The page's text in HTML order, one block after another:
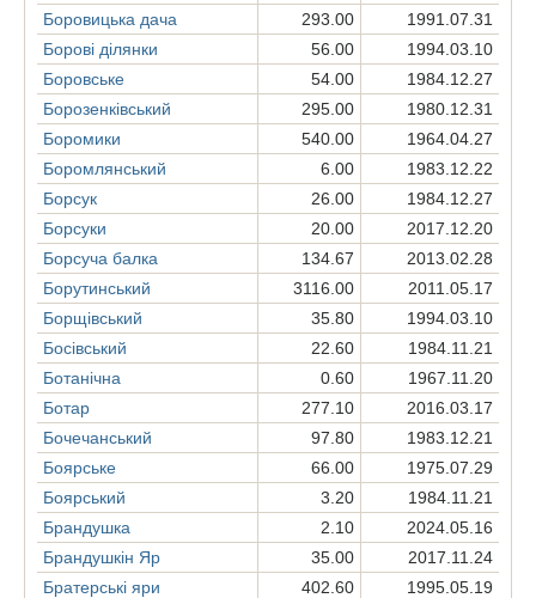
Боровицька дача
293.00
1991.07.31
Борові ділянки
56.00
1994.03.10
Боровське
54.00
1984.12.27
Борозенківський
295.00
1980.12.31
Боромики
540.00
1964.04.27
Боромлянський
6.00
1983.12.22
Борсук
26.00
1984.12.27
Борсуки
20.00
2017.12.20
Борсуча балка
134.67
2013.02.28
Борутинський
3116.00
2011.05.17
Борщівський
35.80
1994.03.10
Босівський
22.60
1984.11.21
Ботанічна
0.60
1967.11.20
Ботар
277.10
2016.03.17
Бочечанський
97.80
1983.12.21
Боярське
66.00
1975.07.29
Боярський
3.20
1984.11.21
Брандушка
2.10
2024.05.16
Брандушкін Яр
35.00
2017.11.24
Братерські яри
402.60
1995.05.19